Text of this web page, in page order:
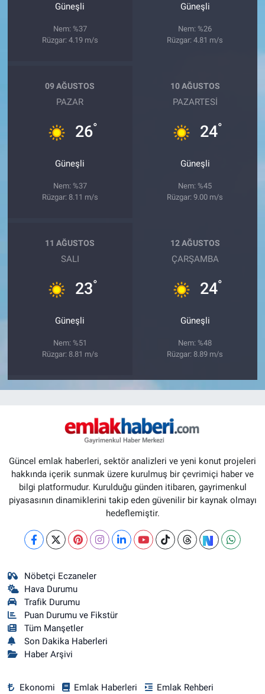
Güneşli
Nem: %37
Rüzgar: 4.19 m/s
Güneşli
Nem: %26
Rüzgar: 4.81 m/s
09 AĞUSTOS
PAZAR
26°
Güneşli
Nem: %37
Rüzgar: 8.11 m/s
10 AĞUSTOS
PAZARTESI
24°
Güneşli
Nem: %45
Rüzgar: 9.00 m/s
11 AĞUSTOS
SALI
23°
Güneşli
Nem: %51
Rüzgar: 8.81 m/s
12 AĞUSTOS
ÇARŞAMBA
24°
Güneşli
Nem: %48
Rüzgar: 8.89 m/s
Güncel emlak haberleri, sektör analizleri ve yeni konut projeleri
hakkında içerik sunmak üzere kurulmuş bir çevrimiçi haber ve
bilgi platformudur. Kurulduğu günden itibaren, gayrimenkul
piyasasının dinamiklerini takip eden güvenilir bir kaynak olmayı
hedeflemiştir.
Nöbetçi Eczaneler
Hava Durumu
Trafik Durumu
Puan Durumu ve Fikstür
Tüm Manşetler
Son Dakika Haberleri
Haber Arşivi
Ekonomi Emlak Haberleri
Emlak Rehberi